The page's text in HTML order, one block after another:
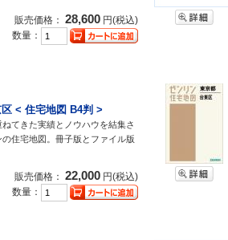
販売価格： 28,600 円(税込)
数量：
< 住宅地図 B4判 >
てきた実績とノウハウを結集さ
住宅地図。冊子版とファイル版
販売価格： 22,000 円(税込)
数量：